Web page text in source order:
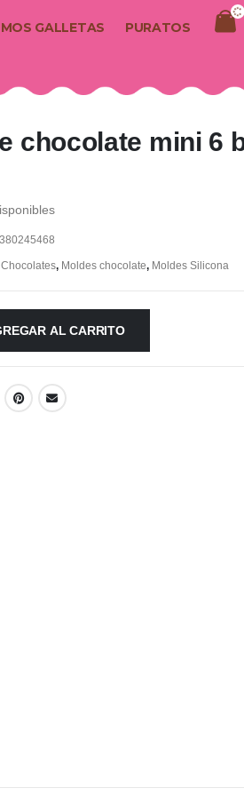
GALLETAS PURATOS
chocolate mini 6
Chocolates, Moldes chocolate, Moldes Silicona
AL CARRITO